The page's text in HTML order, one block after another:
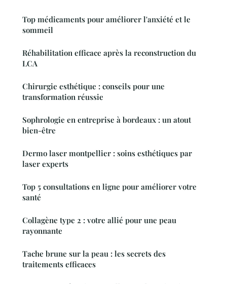
Top médicaments pour améliorer l'anxiété et le
sommeil
Réhabilitation efficace après la reconstruction du
LCA
Chirurgie esthétique : conseils pour une
transformation réussie
Sophrologie en entreprise à bordeaux : un atout
bien-être
Dermo laser montpellier : soins esthétiques par
laser experts
Top 5 consultations en ligne pour améliorer votre
santé
Collagène type 2 : votre allié pour une peau
rayonnante
Tache brune sur la peau : les secrets des
traitements efficaces